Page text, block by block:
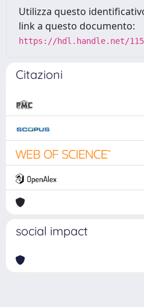
Utilizza questo
link a questo documento:
https://hdl.handle.net/
Citazioni
social impact